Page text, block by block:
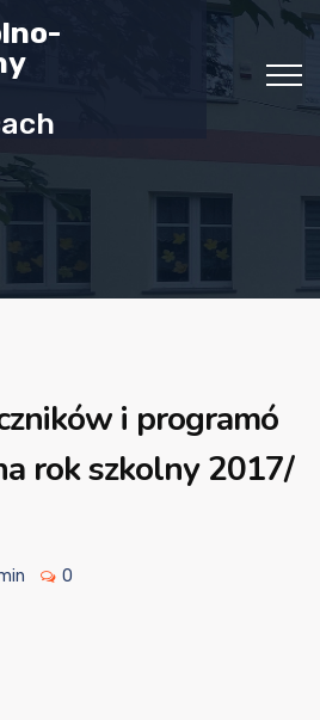
i programó
rok szkolny 2017/
0